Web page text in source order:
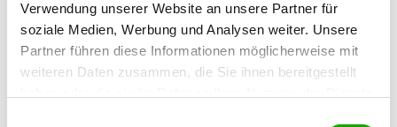
Verwendung unserer Website an unsere Partner für
soziale Medien, Werbung und Analysen weiter. Unsere
Partner führen diese Informationen möglicherweise mit
weiteren Daten zusammen, die Sie ihnen bereitgestellt
OG - Heilsbronn
Details
Am Ketteldorfer Eck
91560 Heilsbronn